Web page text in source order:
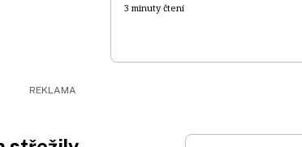
3 minuty čtení